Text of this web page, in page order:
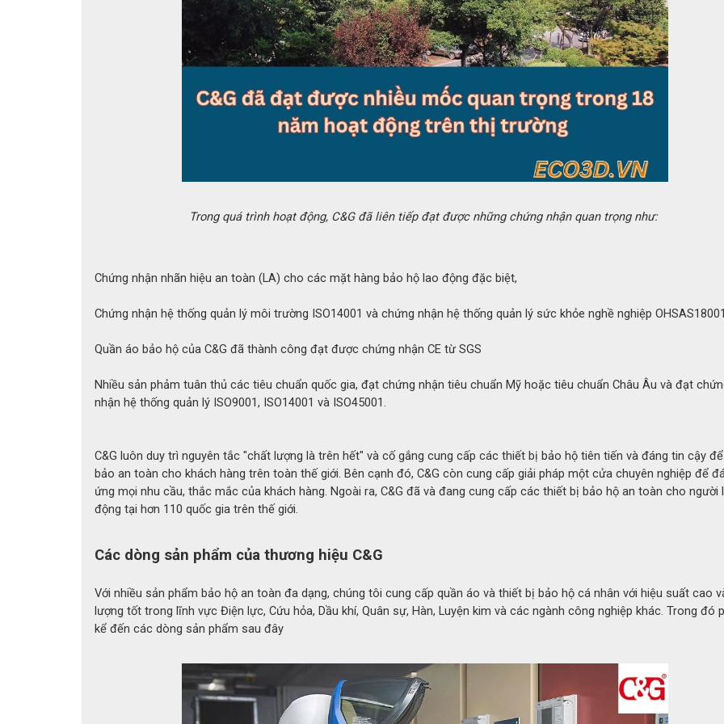
3. Ưu điểm nổi bật của găng tay chống cháy 1600°C 6H
3.1 Khả năng phản xạ nhiệt lên đến 1600°C
Điểm nổi bật của găng tay là lớp phủ nhôm Aluminized trên bề mặt ngoài, giúp phản xạ phần lớn bức xạ
ra từ lò nung, kim loại nóng chảy và ngọn lửa.
Khả năng chịu nhiệt lên đến 1600°C giúp giảm đáng kể lượng nhiệt truyền đến bàn tay, hỗ trợ người lao
việc an toàn hơn trong môi trường có nhiệt độ cực cao.
Lớp phủ Nomex® và Kevlar® không chỉ có khả năng chịu nhiệt và chống cháy tốt mà còn giúp tăng độ
học, chống mài mòn và hạn chế hư hỏng khi tiếp xúc với bề mặt nóng.
Trong quá trình hoạt động, C&G đã liên tiếp đạt được những chứng nhận quan trọng như:
Chứng nhận nhãn hiệu an toàn (LA) cho các mặt hàng bảo hộ lao động đặc biệt,
Chứng nhận hệ thống quản lý môi trường ISO14001 và chứng nhận hệ thống quản lý sức khỏe nghề nghiệp OHSAS18001
Quần áo bảo hộ của C&G đã thành công đạt được chứng nhận CE từ SGS
Nhiều sản phảm tuân thủ các tiêu chuẩn quốc gia, đạt chứng nhận tiêu chuẩn Mỹ hoặc tiêu chuẩn Châu Âu và đạt
nhận hệ thống quản lý ISO9001, ISO14001 và ISO45001.
C&G luôn duy trì nguyên tắc "chất lượng là trên hết" và cố gắng cung cấp các thiết bị bảo hộ tiên tiến và đáng tin cậy
bảo an toàn cho khách hàng trên toàn thế giới. Bên cạnh đó, C&G còn cung cấp giải pháp một cửa chuyên nghiệp để
ứng mọi nhu cầu, thắc mắc của khách hàng. Ngoài ra, C&G đã và đang cung cấp các thiết bị bảo hộ an toàn cho người
động tại hơn 110 quốc gia trên thế giới.
Các dòng sản phẩm của thương hiệu C&G
Với nhiều sản phẩm bảo hộ an toàn đa dạng, chúng tôi cung cấp quần áo và thiết bị bảo hộ cá nhân với hiệu suất cao
lượng tốt trong lĩnh vực Điện lực, Cứu hỏa, Dầu khí, Quân sự, Hàn, Luyện kim và các ngành công nghiệp khác. Trong đó
kể đến các dòng sản phẩm sau đây